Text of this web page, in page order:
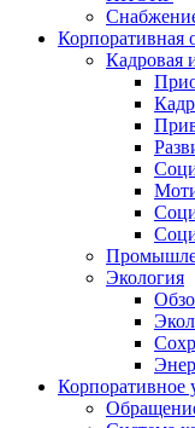
Корпоративная
Кадровая
Экология
Корпоративное